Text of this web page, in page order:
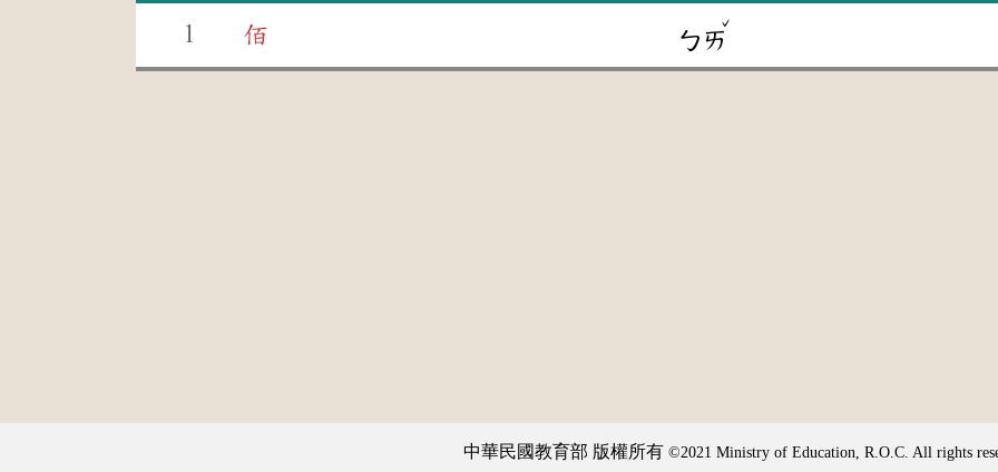
1 佰 ㄅㄞ
ˇ
中華民國教育部 版權所有 ©2021 Ministry of Education, R.O.C. All rights